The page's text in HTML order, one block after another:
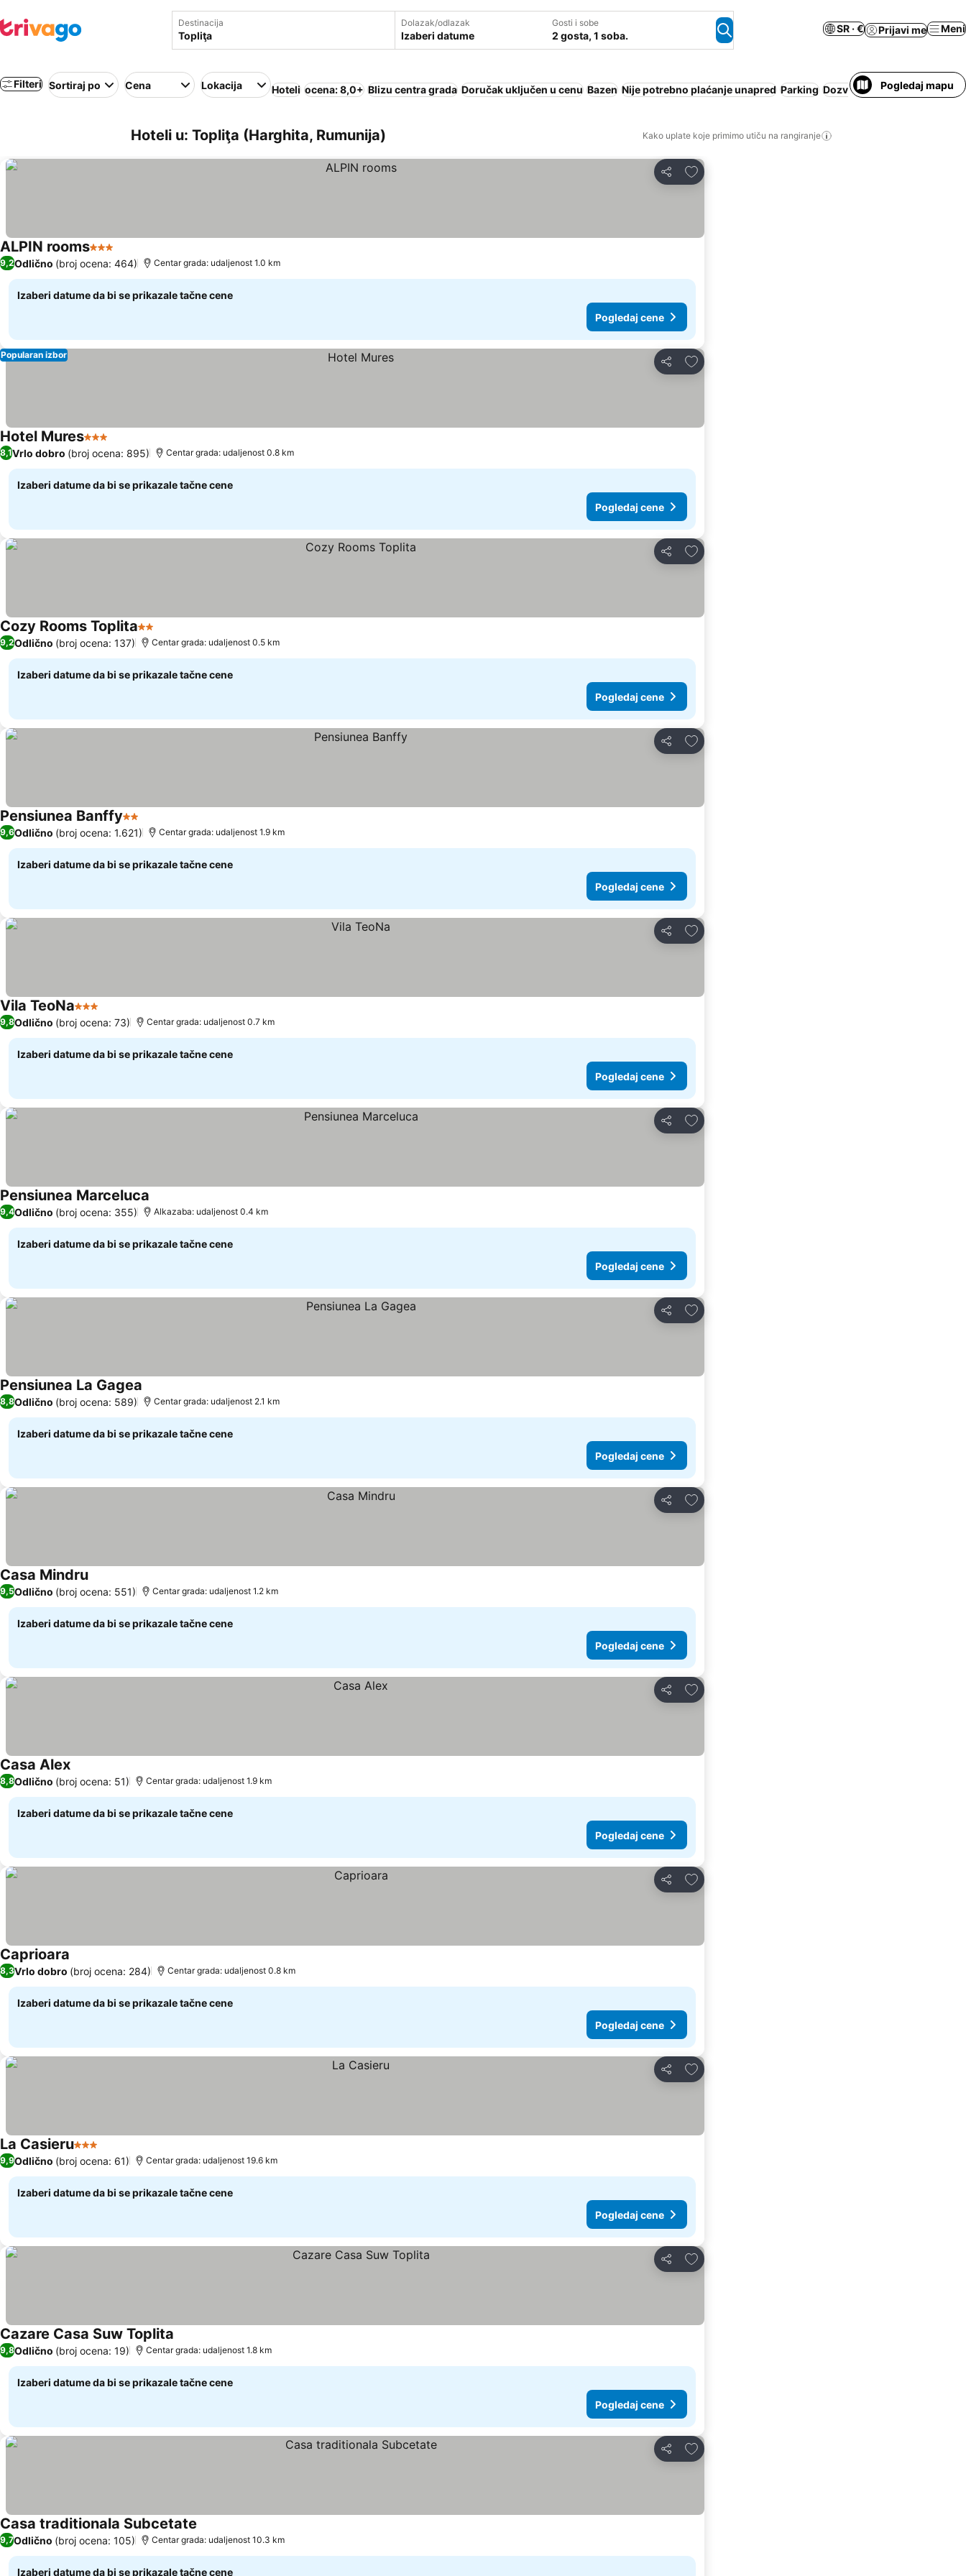
Destinacija Dolazak/odlazak
Izaberi datume
Gosti i sobe
2 gosta, 1 soba.
SR · € Prijavi me Meni
Filteri Sortiraj po Cena Lokacija Hoteli ocena: 8,0+ Blizu centra grada Doručak uključen u cenu Bazen Nije potrebno plaćanje unapred Parking Dozvoljeni kućni ljubimci
Pogledaj mapu
Hoteli u: Topliţa (Harghita, Rumunija) Kako uplate koje primimo utiču na rangiranje
Deli
Dodati u favorite
ALPIN rooms3 ZvezdicePogledaj cene
9,2Odlično (broj ocena: 464) Centar grada: udaljenost 1.0 km
Izaberi datume da bi se prikazale tačne cene
Pogledaj cene
Deli
Dodati u favorite
Popularan izbor
Hotel Mures3 ZvezdicePogledaj cene
8,1Vrlo dobro (broj ocena: 895) Centar grada: udaljenost 0.8 km
Izaberi datume da bi se prikazale tačne cene
Pogledaj cene
Deli
Dodati u favorite
Cozy Rooms Toplita2 Zvezdice
9,2Odlično (broj ocena: 137) Centar grada: udaljenost 0.5 km
Izaberi datume da bi se prikazale tačne cene
Pogledaj cene
Deli
Dodati u favorite
Pensiunea Banffy2 ZvezdicePogledaj cene
9,6Odlično (broj ocena: 1.621) Centar grada: udaljenost 1.9 km
Izaberi datume da bi se prikazale tačne cene
Pogledaj cene
Deli
Dodati u favorite
Vila TeoNa3 ZvezdicePogledaj cene
9,8Odlično (broj ocena: 73) Centar grada: udaljenost 0.7 km
Izaberi datume da bi se prikazale tačne cene
Pogledaj cene
Deli
Dodati u favorite
Pensiunea MarcelucaPogledaj cene
9,4Odlično (broj ocena: 355) Alkazaba: udaljenost 0.4 km
Izaberi datume da bi se prikazale tačne cene
Pogledaj cene
Deli
Dodati u favorite
Pensiunea La Gagea Pogledaj cene
8,8Odlično (broj ocena: 589) Centar grada: udaljenost 2.1 km
Izaberi datume da bi se prikazale tačne cene
Pogledaj cene
Deli
Dodati u favorite
Casa MindruPogledaj cene
9,5Odlično (broj ocena: 551) Centar grada: udaljenost 1.2 km
Izaberi datume da bi se prikazale tačne cene
Pogledaj cene
Deli
Dodati u favorite
Casa AlexPogledaj cene
8,8Odlično (broj ocena: 51) Centar grada: udaljenost 1.9 km
Izaberi datume da bi se prikazale tačne cene
Pogledaj cene
Deli
Dodati u favorite
Caprioara
8,3Vrlo dobro (broj ocena: 284) Centar grada: udaljenost 0.8 km
Izaberi datume da bi se prikazale tačne cene
Pogledaj cene
Deli
Dodati u favorite
La Casieru3 ZvezdicePogledaj cene
9,9Odlično (broj ocena: 61) Centar grada: udaljenost 19.6 km
Izaberi datume da bi se prikazale tačne cene
Pogledaj cene
Deli
Dodati u favorite
Cazare Casa Suw Toplita
9,8Odlično (broj ocena: 19) Centar grada: udaljenost 1.8 km
Izaberi datume da bi se prikazale tačne cene
Pogledaj cene
Deli
Dodati u favorite
Casa traditionala Subcetate
9,7Odlično (broj ocena: 105) Centar grada: udaljenost 10.3 km
Izaberi datume da bi se prikazale tačne cene